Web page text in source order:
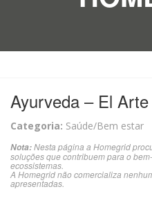
Ayurveda – El
Categoria: Saúde/Bem estar
Nota:Nesta página a Homegrid
soluções que contribuem para o
ecossistemas.
A Homegrid não comercializa
apresentadas.